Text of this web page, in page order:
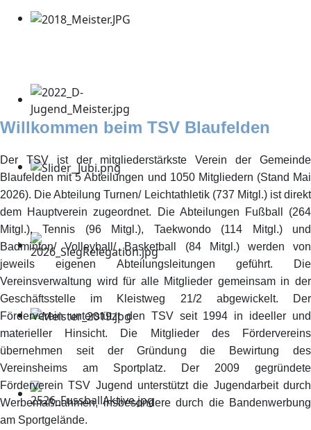
Willkommen beim TSV Blaufelden
Der TSV ist der mitgliederstärkste Verein der Gemeinde
Blaufelden mit 5 Abteilungen und 1050 Mitgliedern (Stand Mai
2026). Die Abteilung Turnen/ Leichtathletik (737 Mitgl.) ist direkt
dem Hauptverein zugeordnet. Die Abteilungen Fußball (264
Mitgl.), Tennis (96 Mitgl.), Taekwondo (114 Mitgl.) und
Badminton/ Volleyball/ Basketball (84 Mitgl.) werden von
jeweils eigenen Abteilungsleitungen geführt. Die
Vereinsverwaltung wird für alle Mitglieder gemeinsam in der
Geschäftsstelle im Kleistweg 21/2 abgewickelt. Der
Förderverein unterstützt den TSV seit 1994 in ideeller und
materieller Hinsicht. Die Mitglieder des Fördervereins
übernehmen seit der Gründung die Bewirtung des
Vereinsheims am Sportplatz. Der 2009 gegründete
Förderverein TSV Jugend unterstützt die Jugendarbeit durch
Werbemaßnahmen, insbesondere durch die Bandenwerbung
am Sportgelände.